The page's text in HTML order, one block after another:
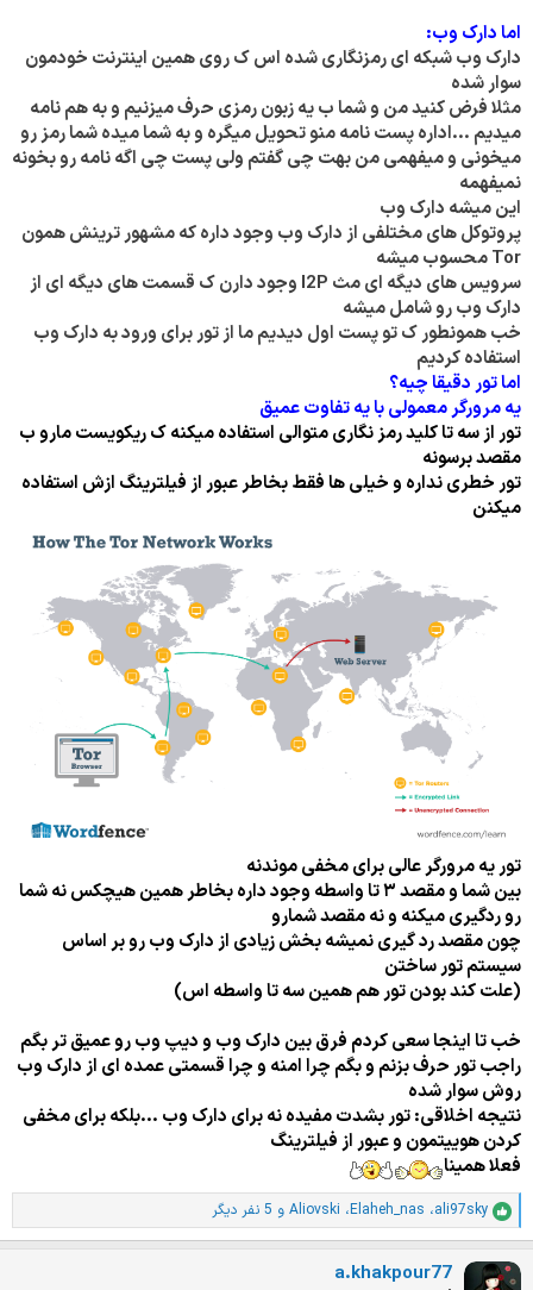
اما دارک وب:
دارک وب شبکه ای رمزنگاری شده اس ک روی همین اینترنت خودمون
سوار شده
مثلا فرض کنید من و شما ب یه زبون رمزی حرف میزنیم و به هم نامه
میدیم ...اداره پست نامه منو تحویل میگره و به شما میده شما رمز رو
میخونی و میفهمی من بهت چی گفتم ولی پست چی اگه نامه رو بخونه
نمیفهمه
این میشه دارک وب
پروتوکل های مختلفی از دارک وب وجود داره که مشهور ترینش همون
Tor محسوب میشه
سرویس های دیگه ای مث I2P وجود دارن ک قسمت های دیگه ای از
دارک وب رو شامل میشه
خب همونطور ک تو پست اول دیدیم ما از تور برای ورود به دارک وب
استفاده کردیم
اما تور دقیقا چیه؟
یه مرورگر معمولی با یه تفاوت عمیق
تور از سه تا کلید رمز نگاری متوالی استفاده میکنه ک ریکویست مارو ب
مقصد برسونه
تور خطری نداره و خیلی ها فقط بخاطر عبور از فیلترینگ ازش استفاده
میکنن
تور یه مرورگر عالی برای مخفی موندنه
بین شما و مقصد ۳ تا واسطه وجود داره بخاطر همین هیچکس نه شما
رو ردگیری میکنه و نه مقصد شمارو
چون مقصد رد گیری نمیشه بخش زیادی از دارک وب رو بر اساس
سیستم تور ساختن
(علت کند بودن تور هم همین سه تا واسطه اس)
خب تا اینجا سعی کردم فرق بین دارک وب و دیپ وب رو عمیق تر بگم
راجب تور حرف بزنم و بگم چرا امنه و چرا قسمتی عمده ای از دارک وب
روش سوار شده
نتیجه اخلاقی: تور بشدت مفیده نه برای دارک وب ...بلکه برای مخفی
کردن هوییتمون و عبور از فیلترینگ
فعلا همینا
ا
م
ت
ی
ali97sky، Elaheh_nas، Aliovski و 5 نفر دیگر
a.khakpour77